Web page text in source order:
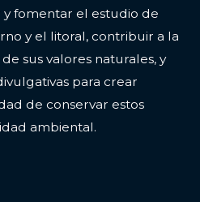
fomentar el estudio de
y el litoral, contribuir a la
sus valores naturales, y
para crear
de conservar estos
ambiental.